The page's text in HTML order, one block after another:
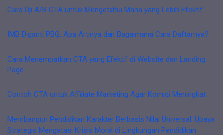
Cara Uji A/B CTA untuk Mengetahui Mana yang Lebih Efektif
IMB Diganti PBG: Apa Artinya dan Bagaimana Cara Daftarnya?
Cara Menempatkan CTA yang Efektif di Website dan Landing
Page
Contoh CTA untuk Affiliate Marketing Agar Komisi Meningkat
Membangun Pendidikan Karakter Berbasis Nilai Universal: Upaya
Strategis Mengatasi Krisis Moral di Lingkungan Pendidikan